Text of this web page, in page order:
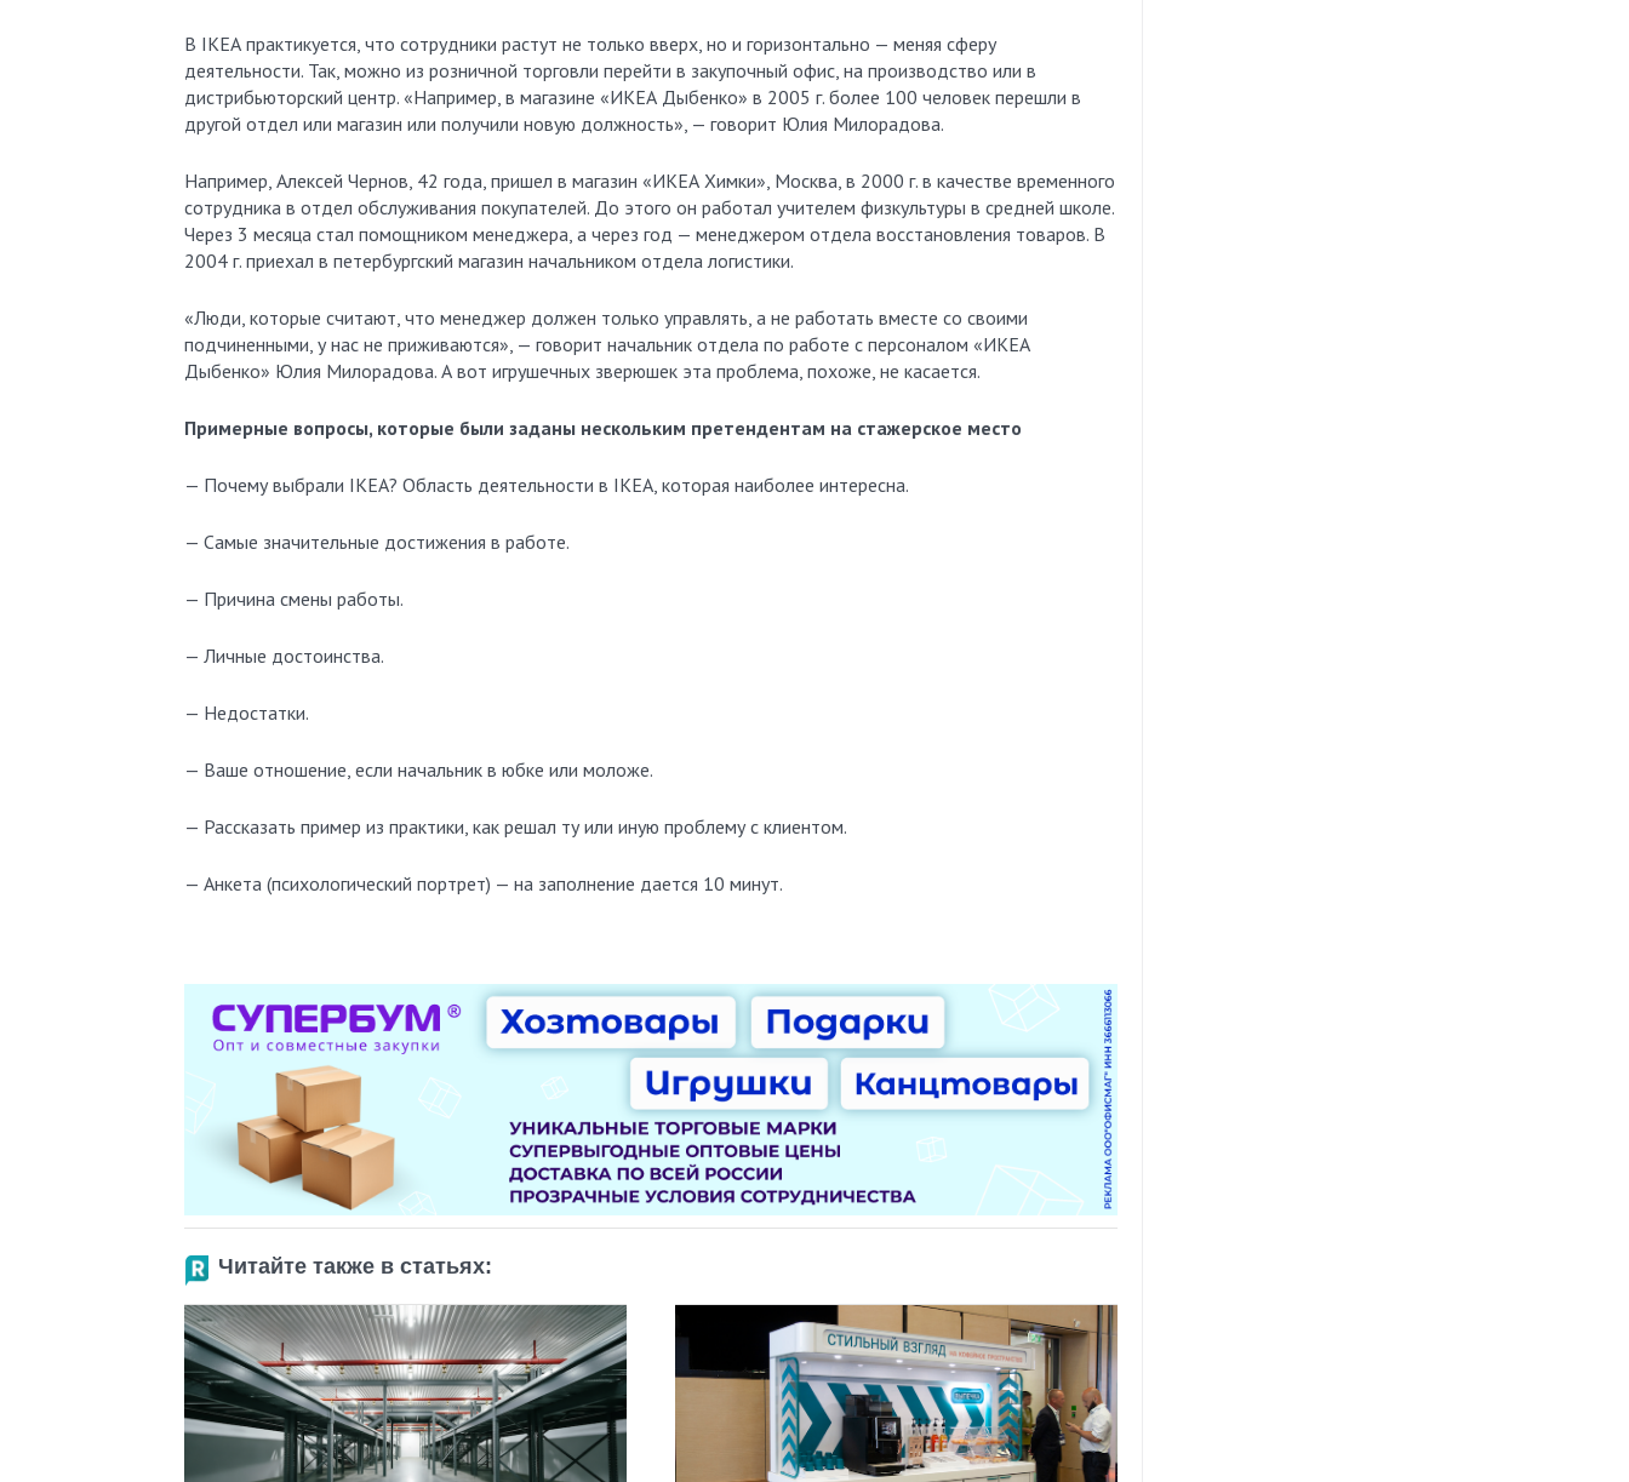
В IКЕА практикуется, что сотрудники растут не только вверх, но и горизонтально — меняя сферу
деятельности. Так, можно из розничной торговли перейти в закупочный офис, на производство или в
дистрибьюторский центр. «Например, в магазине «ИКЕА Дыбенко» в 2005 г. более 100 человек перешли в
другой отдел или магазин или получили новую должность», — говорит Юлия Милорадова.
Например, Алексей Чернов, 42 года, пришел в магазин «ИКЕА Химки», Москва, в 2000 г. в качестве временного
сотрудника в отдел обслуживания покупателей. До этого он работал учителем физкультуры в средней школе.
Через 3 месяца стал помощником менеджера, а через год — менеджером отдела восстановления товаров. В
2004 г. приехал в петербургский магазин начальником отдела логистики.
«Люди, которые считают, что менеджер должен только управлять, а не работать вместе со своими
подчиненными, у нас не приживаются», — говорит начальник отдела по работе с персоналом «ИКЕА
Дыбенко» Юлия Милорадова. А вот игрушечных зверюшек эта проблема, похоже, не касается.
Примерные вопросы, которые были заданы нескольким претендентам на стажерское место
— Почему выбрали IКЕА? Область деятельности в IКЕА, которая наиболее интересна.
— Самые значительные достижения в работе.
— Причина смены работы.
— Личные достоинства.
— Недостатки.
— Ваше отношение, если начальник в юбке или моложе.
— Рассказать пример из практики, как решал ту или иную проблему с клиентом.
— Анкета (психологический портрет) — на заполнение дается 10 минут.
Читайте также в статьях: